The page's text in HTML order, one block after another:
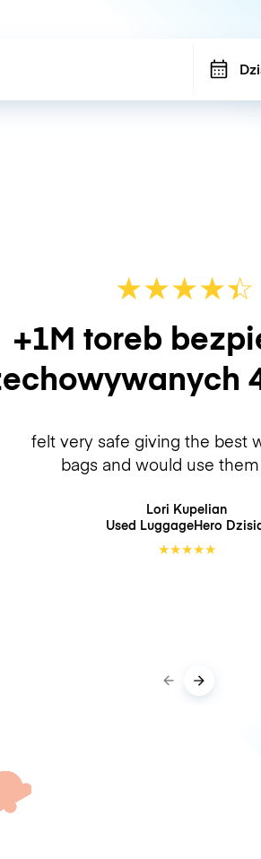
★★★★☆
★
+1M toreb
felt very safe giving the best
bags and would use them
Lori Kupelian
Used LuggageHero
★★★★★